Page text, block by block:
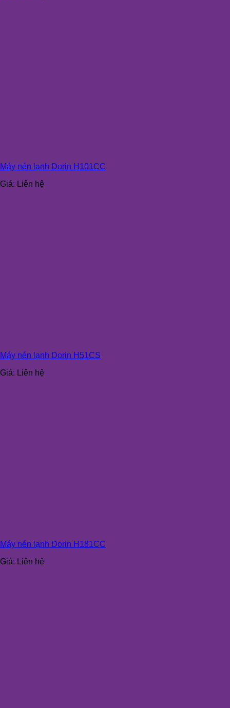
Máy nén lạnh Dorin H101CC
Giá: Liên hệ
Máy nén lạnh Dorin H51CS
Giá: Liên hệ
Máy nén lạnh Dorin H181CC
Giá: Liên hệ